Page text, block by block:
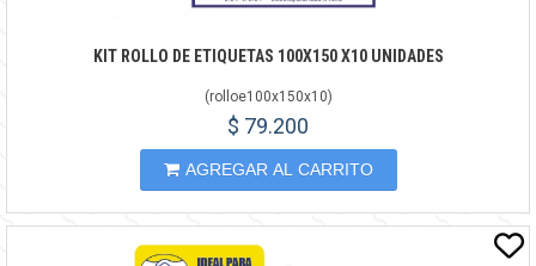
KIT ROLLO DE ETIQUETAS 100X150 X10 UNIDADES
(rolloe100x150x10)
$ 79.200
AGREGAR AL CARRITO